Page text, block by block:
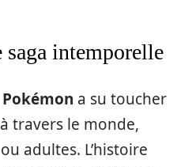
saga intemporelle
Pokémon a su toucher
travers le monde,
adultes. L’histoire